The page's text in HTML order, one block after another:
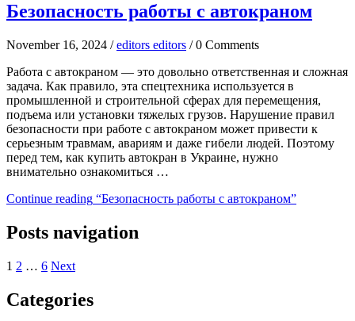
Безопасность работы с автокраном
November 16, 2024 /editors editors / 0 Comments
Работа с автокраном — это довольно ответственная и сложная
задача. Как правило, эта спецтехника используется в
промышленной и строительной сферах для перемещения,
подъема или установки тяжелых грузов. Нарушение правил
безопасности при работе с автокраном может привести к
серьезным травмам, авариям и даже гибели людей. Поэтому
перед тем, как купить автокран в Украине, нужно
внимательно ознакомиться …
Continue reading “Безопасность работы с автокраном”
Posts navigation
1 2 … 6 Next
Categories